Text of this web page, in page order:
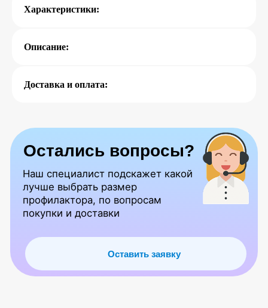
Характеристики:
Описание:
Доставка и оплата:
Попробуйте наш
бесплатный курс
Вводная в полный курс ( 19 уроков
из онлайн-курса )